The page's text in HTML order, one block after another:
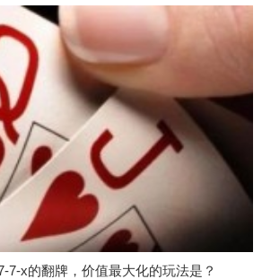
7-x的翻牌，价值最大化的玩法是？